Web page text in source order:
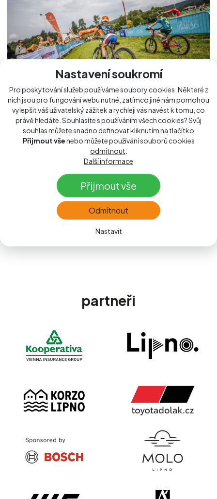
Nastavení soukromí
Pro poskytování služeb používáme soubory cookies. Některé z
nich jsou pro fungování webu nutné, zatímco jiné nám pomohou
vylepšit váš uživatelský zážitek a rychleji vás navést k tomu, co
právě hledáte. Souhlasíte s používáním všech cookies? Svůj
souhlas můžete snadno definovat kliknutím na tlačítko
Přijmout všenebo můžete používání souborů cookies
odmítnout
Další informace
Přijmout vše
Odmítnout
Nastavit
VZP Dětský cyklozávod -...
→ 15. srpna 2026
→ Lipno u lanovek
VZP Dětský cyklozávod na cyklokrosové trati u
lipenských lanovek je součástí Lipno Sport Festivalu.
Závod je určen pro děti všech věkových kategorií.
partneři